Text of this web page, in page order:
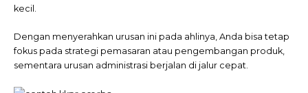
kecil.
Dengan menyerahkan urusan ini pada ahlinya, Anda bisa tetap
fokus pada strategi pemasaran atau pengembangan produk,
sementara urusan administrasi berjalan di jalur cepat.